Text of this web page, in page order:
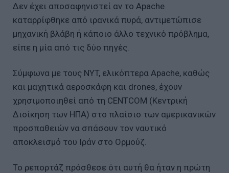
Δεν έχει αποσαφηνιστεί αν το Apache
καταρρίφθηκε από ιρανικά πυρά, αντιμετώπισε
μηχανική βλάβη ή κάποιο άλλο τεχνικό πρόβλημα,
είπε η μία από τις δύο πηγές.
Σύμφωνα με τους NYT, ελικόπτερα Apache, καθώς
και μαχητικά αεροσκάφη και drones, έχουν
χρησιμοποιηθεί από τη CENTCOM (Κεντρική
Διοίκηση των ΗΠΑ) στο πλαίσιο των αμερικανικών
προσπαθειών να σπάσουν τον ναυτικό
αποκλεισμό του Ιράν στο Ορμούζ.
Το ρεπορτάζ πρόσθεσε ότι αυτή θα ήταν η πρώτη